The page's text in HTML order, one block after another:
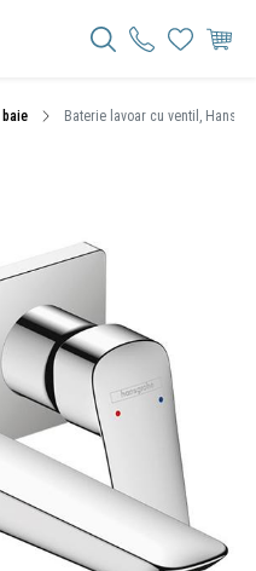
baie Baterie lavoar cu ventil,